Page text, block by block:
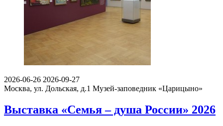
2026-06-26 2026-09-27
Москва, ул. Дольская, д.1 Музей-заповедник «Царицыно»
Выставка «Семья – душа России» 2026